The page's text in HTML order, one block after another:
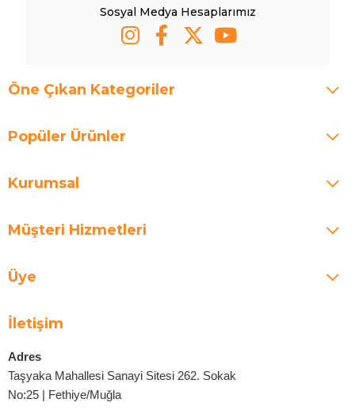
Sosyal Medya Hesaplarımız
Öne Çıkan Kategoriler
Popüler Ürünler
Kurumsal
Müşteri Hizmetleri
Üye
İletişim
Adres
Taşyaka Mahallesi Sanayi Sitesi 262. Sokak
No:25 | Fethiye/Muğla